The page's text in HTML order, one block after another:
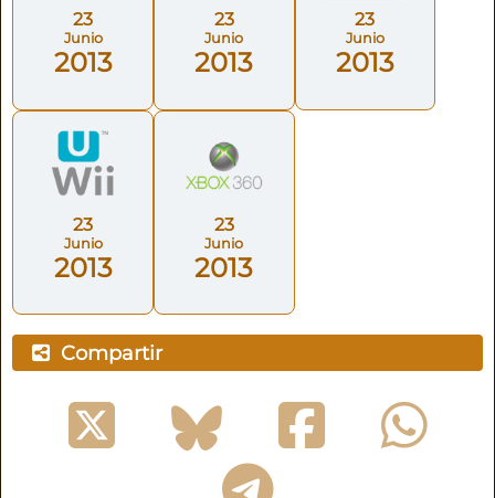
23
Junio
2013
23
Junio
2013
23
Junio
2013
23
Junio
2013
23
Junio
2013
Compartir